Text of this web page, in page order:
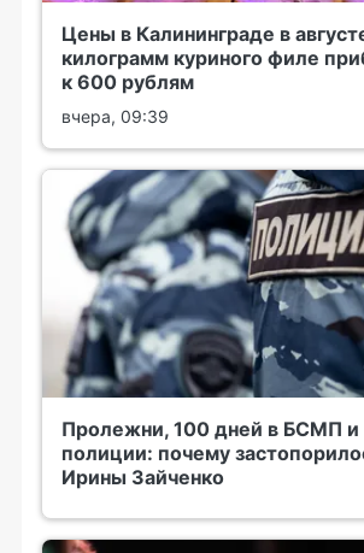
Цены в Калининграде в
килограмм куриного филе
к 600 рублям
вчера, 09:39
Пролежни, 100 дней в БСМП и
полиции: почему
Ирины Зайченко